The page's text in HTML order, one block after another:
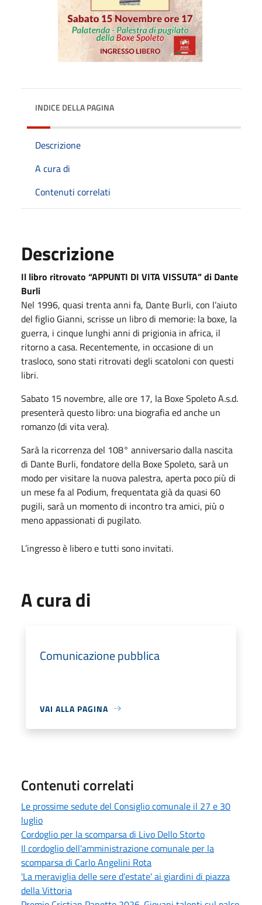
INDICE DELLA PAGINA
Descrizione
A cura di
Contenuti correlati
Descrizione
Il libro ritrovato “APPUNTI DI VITA VISSUTA”di Dante
Burli
Nel 1996, quasi trenta anni fa, Dante Burli, con l’aiuto
del figlio Gianni, scrisse un libro di memorie: la boxe, la
guerra, i cinque lunghi anni di prigionia in africa, il
ritorno a casa. Recentemente, in occasione di un
trasloco, sono stati ritrovati degli scatoloni con questi
libri.
Sabato 15 novembre, alle ore 17, la Boxe Spoleto A.s.d.
presenterà questo libro: una biografia ed anche un
romanzo (di vita vera).
Sarà la ricorrenza del 108° anniversario dalla nascita
di Dante Burli, fondatore della Boxe Spoleto, sarà un
modo per visitare la nuova palestra, aperta poco più di
un mese fa al Podium, frequentata già da quasi 60
pugili, sarà un momento di incontro tra amici, più o
meno appassionati di pugilato.
L’ingresso è libero e tutti sono invitati.
A cura di
Comunicazione pubblica
VAI ALLA PAGINA
Contenuti correlati
Le prossime sedute del Consiglio comunale il 27 e 30
luglio
Cordoglio per la scomparsa di Livo Dello Storto
Il cordoglio dell'amministrazione comunale per la
scomparsa di Carlo Angelini Rota
'La meraviglia delle sere d'estate' ai giardini di piazza
della Vittoria